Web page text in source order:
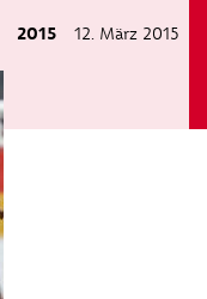
2015 12. März 2015